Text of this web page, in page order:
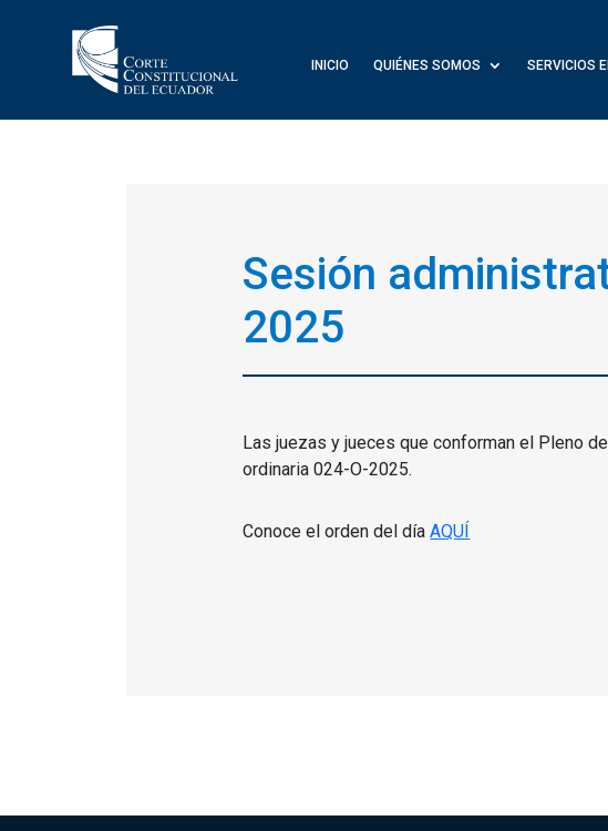
INICIO QUIÉNES SOMOS SERVICIOS
Sesión
2025
Las juezas y jueces que conforman el Pleno
ordinaria 024-O-2025.
Conoce el orden del díaAQUÍ